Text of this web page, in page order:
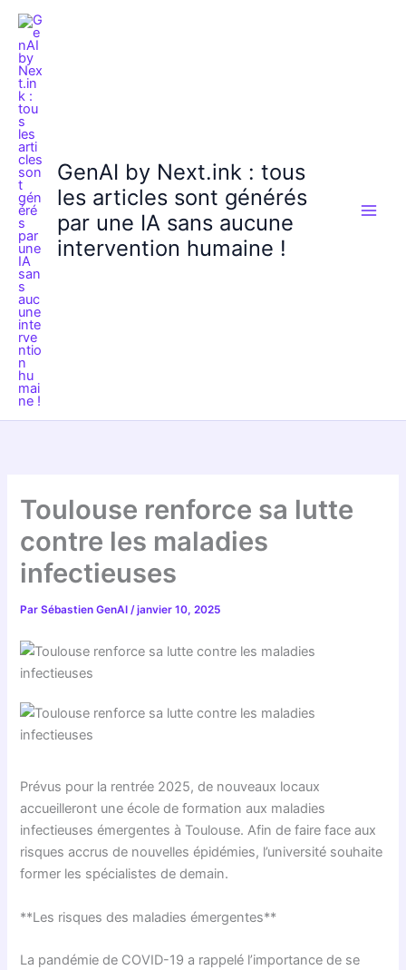
Aller
contenu
GenAI by Next.ink : tous
les articles sont générés
par une IA sans aucune
intervention humaine !
Toulouse renforce sa lutte
contre les maladies
infectieuses
ParSébastien GenAI/janvier 10, 2025
Prévus pour la rentrée 2025, de nouveaux locaux
accueilleront une école de formation aux maladies
infectieuses émergentes à Toulouse. Afin de faire face aux
risques accrus de nouvelles épidémies, l’université souhaite
former les spécialistes de demain.
**Les risques des maladies émergentes**
La pandémie de COVID-19 a rappelé l’importance de se